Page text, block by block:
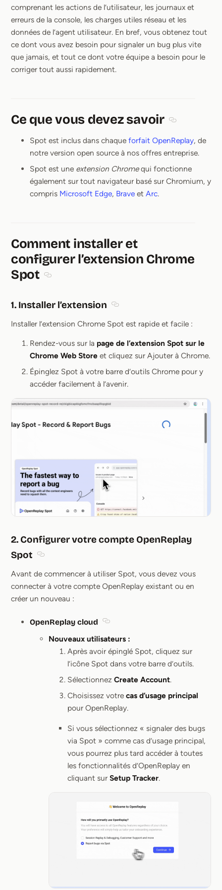
comprenant les actions de l’utilisateur, les journaux et
erreurs de la console, les charges utiles réseau et les
données de l’agent utilisateur. En bref, vous obtenez tout
ce dont vous avez besoin pour signaler un bug plus vite
que jamais, et tout ce dont votre équipe a besoin pour le
corriger tout aussi rapidement.
Ce que vous devez savoir
Spot est inclus dans chaque forfait OpenReplay, de
notre version open source à nos offres entreprise.
Spot est une extension Chromequi fonctionne
également sur tout navigateur basé sur Chromium, y
compris Microsoft Edge, Brave et Arc.
Comment installer et
configurer l’extension Chrome
Spot
1. Installer l’extension
Installer l’extension Chrome Spot est rapide et facile :
Rendez-vous sur la page de l’extension Spot sur le
Chrome Web Store et cliquez sur Ajouter à Chrome.
Épinglez Spot à votre barre d’outils Chrome pour y
accéder facilement à l’avenir.
2. Configurer votre compte OpenReplay
Spot
Avant de commencer à utiliser Spot, vous devez vous
connecter à votre compte OpenReplay existant ou en
créer un nouveau :
OpenReplay cloud
Nouveaux utilisateurs :
Après avoir épinglé Spot, cliquez sur
l’icône Spot dans votre barre d’outils.
Sélectionnez Create Account.
Choisissez votre cas d’usage principal
pour OpenReplay.
Si vous sélectionnez « signaler des bugs
via Spot » comme cas d’usage principal,
vous pourrez plus tard accéder à toutes
les fonctionnalités d’OpenReplay en
cliquant sur Setup Tracker.